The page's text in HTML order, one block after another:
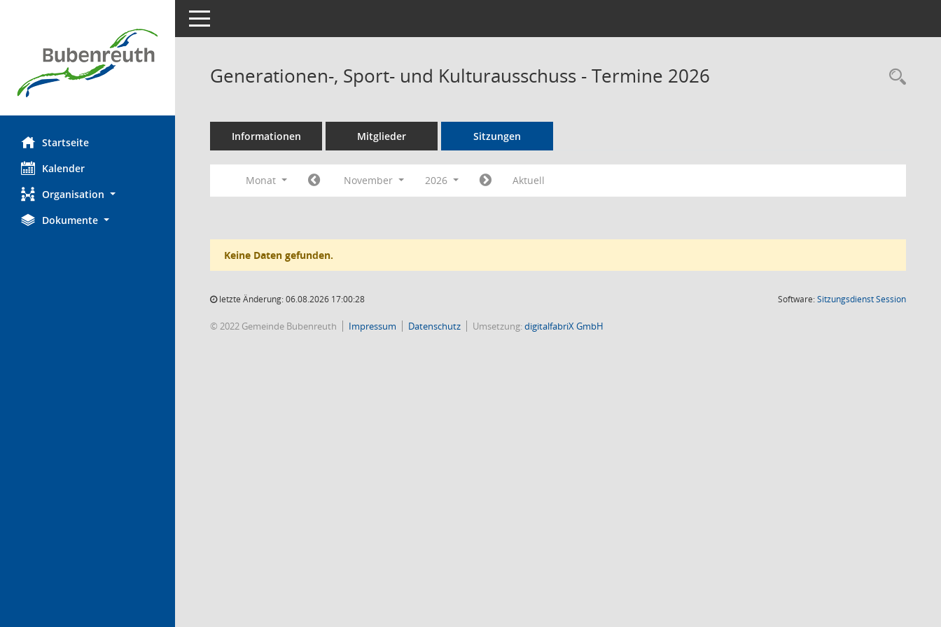
Startseite
Kalender
Organisation
Dokumente
Toggle navigation
Generationen-, Sport- und Kulturausschuss - Termine 2026
Informationen Mitglieder Sitzungen
Monat November 2026 Aktuell
Keine Daten gefunden.
letzte Änderung: 06.08.2026 17:00:28 Software:SitzungsdienstSession(Wird in
© 2022 Gemeinde Bubenreuth Impressum Datenschutz Umsetzung:digitalfabriX GmbH